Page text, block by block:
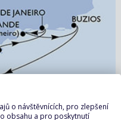
ZOBRAZIT DETAIL
14 740 KČ/OS.
€)
o návštěvnících, pro zlepšení
obsahu a pro poskytnutí